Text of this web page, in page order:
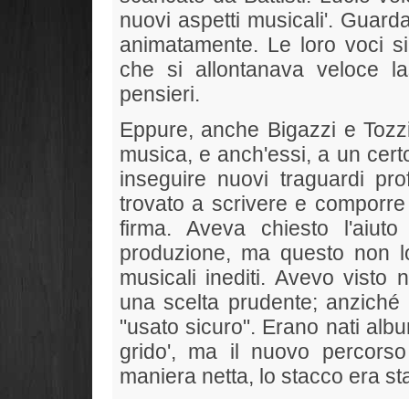
nuovi aspetti musicali'.
animatamente. Le loro voci
che si allontanava veloce
pensieri.
Eppure, anche Bigazzi e
musica, e anch'essi, a un
inseguire nuovi traguardi
trovato a scrivere e
firma. Aveva chiesto
produzione, ma questo non
musicali inediti. Avevo visto
una scelta prudente;
"usato sicuro". Erano nati
grido', ma il nuovo
maniera netta, lo stacco era